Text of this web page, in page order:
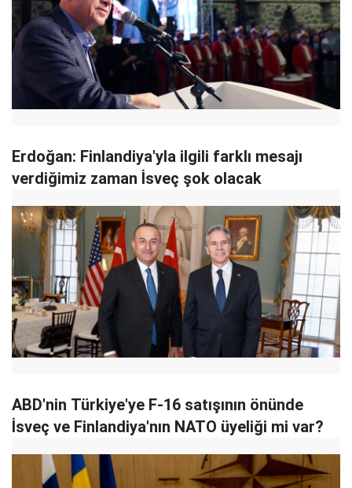
Erdoğan: Finlandiya'yla ilgili farklı mesajı
verdiğimiz zaman İsveç şok olacak
ABD'nin Türkiye'ye F-16 satışının önünde
İsveç ve Finlandiya'nın NATO üyeliği mi var?